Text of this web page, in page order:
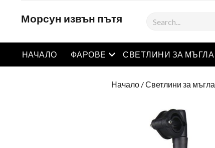
Морсун извън пътя Търсене
НАЧАЛО ФАРОВЕ Отворете менюто
СВЕТЛИНИ ЗА МЪГЛА
Начало /Светлини за мъгла